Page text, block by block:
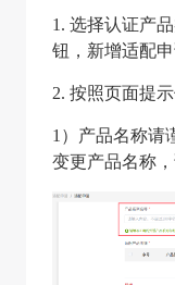
1. 选择认证产
钮，新增适配
2. 按照页面提
1）产品名称请
变更产品名称